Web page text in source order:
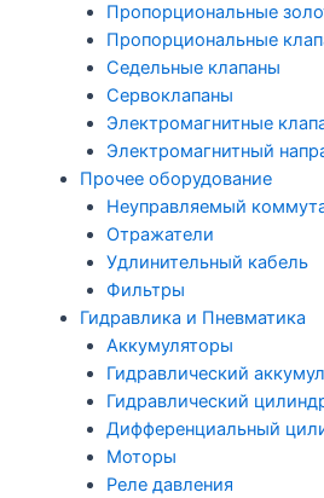
Пропорциональные
Пропорциональные
Седельные клапаны
Сервоклапаны
Электромагнитные
Электромагнитный
Прочее оборудование
Неуправляемый
Отражатели
Удлинительный кабель
Фильтры
Гидравлика и Пневматика
Аккумуляторы
Гидравлический
Гидравлический
Дифференциальный
Моторы
Реле давления